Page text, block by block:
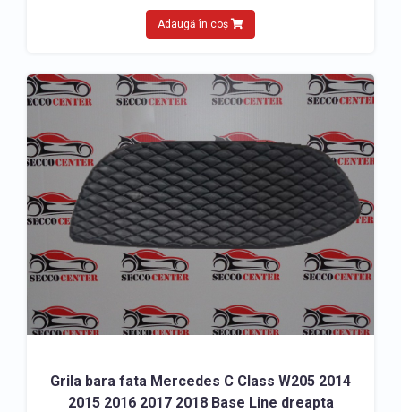
Adaugă în coș
Grila bara fata Mercedes C Class W205 2014
2015 2016 2017 2018 Base Line dreapta